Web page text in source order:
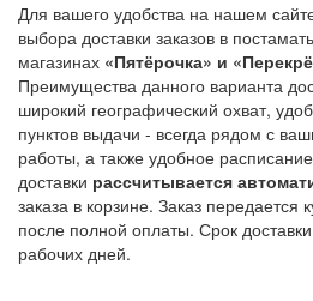
Для вашего удобства на нашем
выбора доставки заказов в
магазинах «Пятёрочка» и
Преимущества данного варианта
широкий географический охват,
пунктов выдачи - всегда рядом с
работы, а также удобное
доставки рассчитывается
заказа в корзине. Заказ передается
после полной оплаты. Срок
рабочих дней.